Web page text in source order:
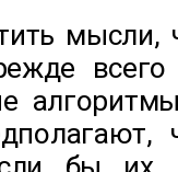
мысли,